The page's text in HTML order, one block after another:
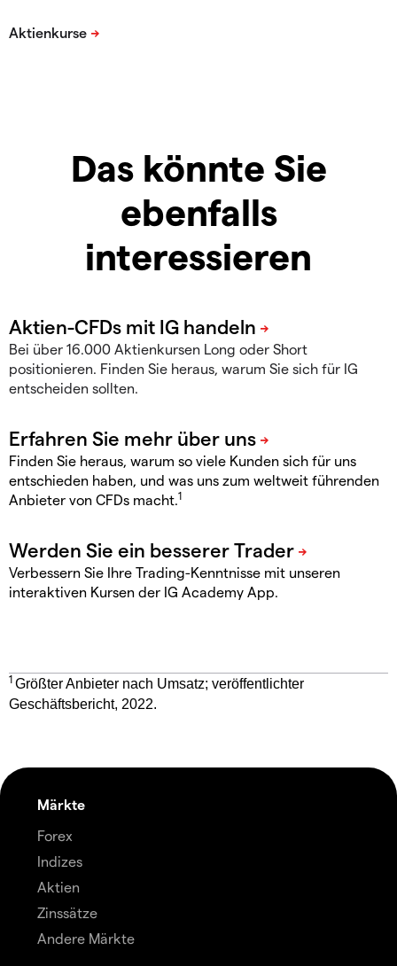
Das könnte Sie
ebenfalls
interessieren
Bei über 16.000 Aktienkursen Long oder Short
positionieren. Finden Sie heraus, warum Sie sich für IG
entscheiden sollten.
Finden Sie heraus, warum so viele Kunden sich für uns
entschieden haben, und was uns zum weltweit führenden
Anbieter von CFDs macht.1
Verbessern Sie Ihre Trading-Kenntnisse mit unseren
interaktiven Kursen der IG Academy App.
1 Größter Anbieter nach Umsatz; veröffentlichter
Geschäftsbericht, 2022.
Märkte
Forex
Indizes
Aktien
Zinssätze
Andere Märkte